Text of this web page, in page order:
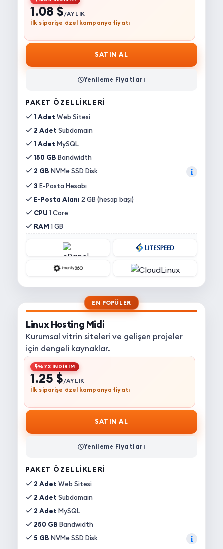
1.08 $/AYLIK
İlk siparişe özel kampanya fiyatı
SATIN AL
Yenileme Fiyatları
PAKET ÖZELLIKLERI
1 Adet Web Sitesi
2 Adet Subdomain
1 Adet MySQL
150 GB Bandwidth
2 GB NVMe SSD Disk
3 E-Posta Hesabı
E-Posta Alanı 2 GB (hesap başı)
CPU 1 Core
RAM 1 GB
EN POPÜLER
Linux Hosting Midi
Kurumsal vitrin siteleri ve gelişen projeler
için dengeli kaynaklar.
%73 İNDİRİM
1.25 $/AYLIK
İlk siparişe özel kampanya fiyatı
SATIN AL
Yenileme Fiyatları
PAKET ÖZELLIKLERI
2 Adet Web Sitesi
2 Adet Subdomain
2 Adet MySQL
250 GB Bandwidth
5 GB NVMe SSD Disk